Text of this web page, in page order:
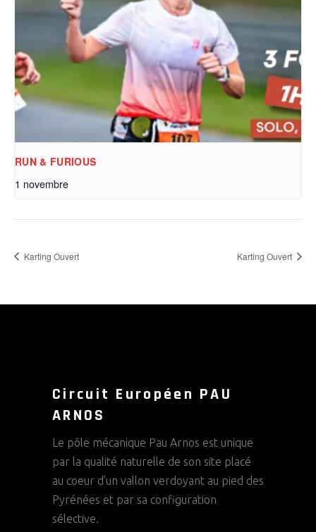
RUN & FURIOUS
1 novembre
Karting Ouvert Karting Ouvert
Circuit Européen PAU
ARNOS
Le pôle mécanique Pau Arnos est unique
par la qualité naturelle de son site placé
au coeur d’un vallon verdoyant au pied des
Pyrénées et par sa configuration
sélective.